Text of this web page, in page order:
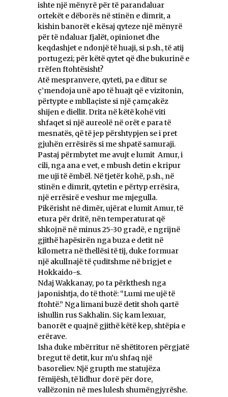
ishte një mënyrë për të parandaluar
ortekët e dëborës në stinën e dimrit, a
kishin banorët e kësaj qyteze një mënyrë
për të ndaluar fjalët, opinionet dhe
keqdashjet e ndonjë të huaji, si p.sh., të atij
portugezi; për këtë qytet që dhe bukurinë e
rrëfen ftohtësisht?
Atë mespranvere, qyteti, pa e ditur se
ç’mendoja unë apo të huajt që e vizitonin,
përtypte e mbllaçiste si një çamçakëz
shijen e diellit. Drita në këtë kohë viti
shfaqet si një aureolë në orët e para të
mesnatës, që të jep përshtypjen se i pret
gjuhën errësirës si me shpatë samuraji.
Pastaj përmbytet me avujt e lumit Amur, i
cili, nga ana e vet, e mbush detin e kripur
me uji të ëmbël. Në tjetër kohë, p.sh., në
stinën e dimrit, qytetin e përtyp errësira,
një errësirë e veshur me mjegulla.
Pikërisht në dimër, ujërat e lumit Amur, të
etura për dritë, nën temperaturat që
shkojnë në minus 25-30 gradë, e ngrijnë
gjithë hapësirën nga buza e detit në
kilometra në thellësi të tij, duke formuar
një akullnajë të çuditshme në brigjet e
Hokkaido-s.
Ndaj Wakkanay, po ta përkthesh nga
japonishtja, do të thotë: “Lumi me ujë të
ftohtë.” Nga limani buzë detit shoh qartë
ishullin rus Sakhalin. Siç kam lexuar,
banorët e quajnë gjithë këtë kep, shtëpia e
erërave.
Isha duke mbërritur në shëtitoren përgjatë
bregut të detit, kur m’u shfaq një
basoreliev. Një grupth me statujëza
fëmijësh, të lidhur dorë për dore,
vallëzonin në mes lulesh shumëngjyrëshe.